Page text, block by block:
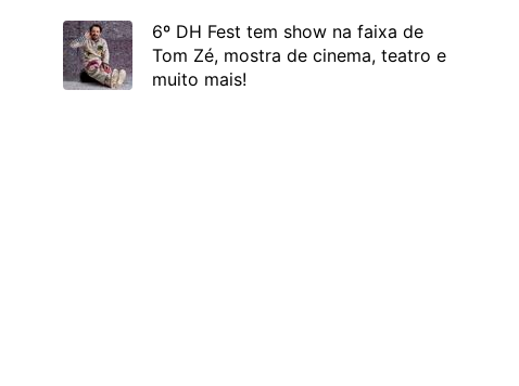
6º DH Fest tem show na faixa de
Tom Zé, mostra de cinema, teatro e
muito mais!